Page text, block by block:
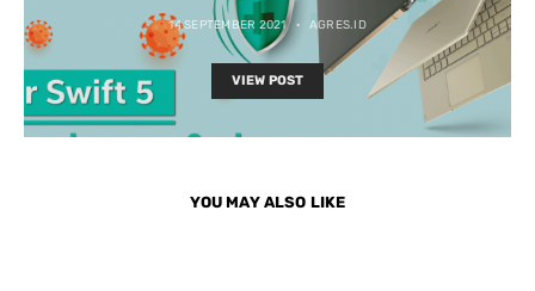
14 SEPTEMBER 2021 AGRES.ID
VIEW POST
YOU MAY ALSO LIKE